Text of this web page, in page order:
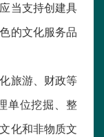
当支持创建具
的文化服务品
旅游、财政等
单位挖掘、整
化和非物质文